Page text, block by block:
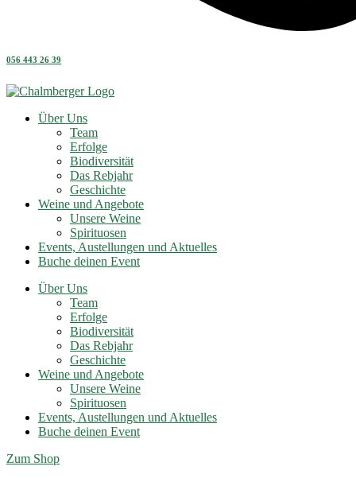
056 443 26 39
Über Uns
Team
Erfolge
Biodiversität
Das Rebjahr
Geschichte
Weine und Angebote
Unsere Weine
Spirituosen
Events, Austellungen und Aktuelles
Buche deinen Event
Über Uns
Team
Erfolge
Biodiversität
Das Rebjahr
Geschichte
Weine und Angebote
Unsere Weine
Spirituosen
Events, Austellungen und Aktuelles
Buche deinen Event
Zum Shop